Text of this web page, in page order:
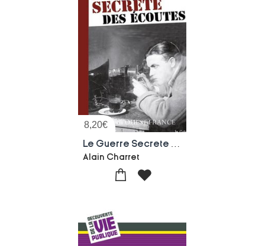
8,20€
Alain Charret